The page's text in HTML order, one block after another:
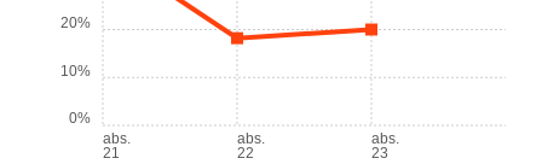
abs.
21
abs.
22
abs.
23
0%
10%
20%